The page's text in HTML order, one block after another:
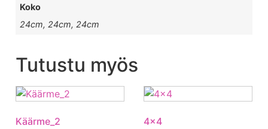
Koko
24cm, 24cm, 24cm
Tutustu myös
Käärme_2 4×4